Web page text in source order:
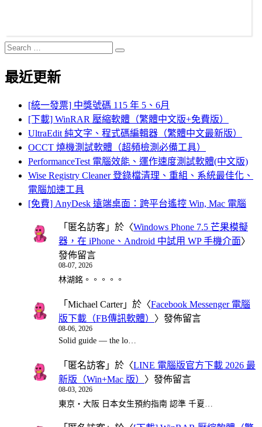
Search
for:
Search
最近更新
[統一發票] 中獎號碼 115 年 5、6月
[下載] WinRAR 壓縮軟體（繁體中文版+免費版）
UltraEdit 純文字、程式碼編輯器（繁體中文最新版）
OCCT 燒機測試軟體（超頻檢測必備工具）
PerformanceTest 電腦效能、運作速度測試軟體(中文版)
Wise Registry Cleaner 登錄檔清理、重組、系統最佳化、
電腦加速工具
[免費] AnyDesk 遠端桌面：跨平台遙控 Win, Mac 電腦
「 匿名訪客 」於〈Windows Phone 7.5 芒果模擬
器，在 iPhone、Android 中試用 WP 手機介面〉
發佈留言
08-07, 2026
林湖銘。。。。。
「 Michael Carter」於〈Facebook Messenger 電腦
版下載（FB傳訊軟體） 〉發佈留言
08-06, 2026
Solid guide — the lo…
「 匿名訪客 」於〈LINE 電腦版官方下載 2026 最
新版（Win+Mac 版） 〉發佈留言
08-03, 2026
東京・大阪 日本女生預約指南 認準 千夏…